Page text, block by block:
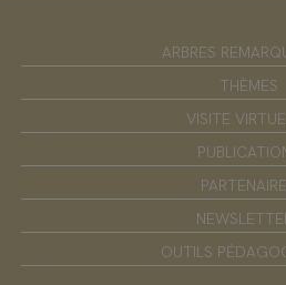
ARBRES
THÈMES
VISITE
OUTILS